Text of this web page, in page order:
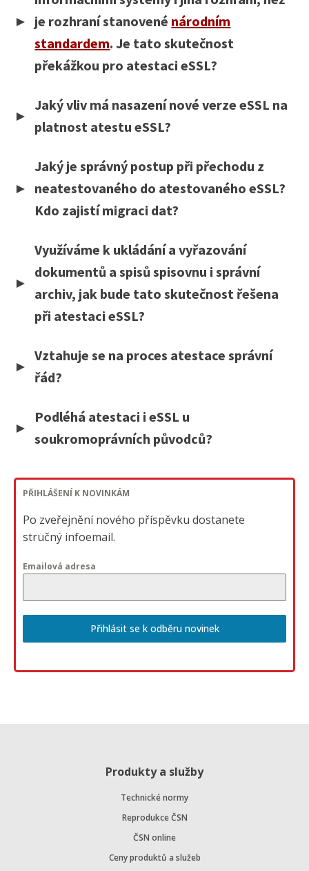
je rozhraní stanovené národním
standardem. Je tato skutečnost
překážkou pro atestaci eSSL?
Jaký vliv má nasazení nové verze eSSL na
platnost atestu eSSL?
Jaký je správný postup při přechodu z
neatestovaného do atestovaného eSSL?
Kdo zajistí migraci dat?
Využíváme k ukládání a vyřazování
dokumentů a spisů spisovnu i správní
archiv, jak bude tato skutečnost řešena
při atestaci eSSL?
Vztahuje se na proces atestace správní
řád?
Podléhá atestaci i eSSL u
soukromoprávních původců?
PŘIHLÁŠENÍ K NOVINKÁM
Po zveřejnění nového příspěvku dostanete
stručný infoemail.
Emailová adresa
Přihlásit se k odběru novinek
Produkty a služby
Technické normy
Reprodukce ČSN
ČSN online
Ceny produktů a služeb